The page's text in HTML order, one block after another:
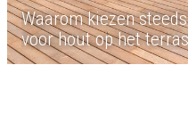
Waarom kiezen
voor hout op het